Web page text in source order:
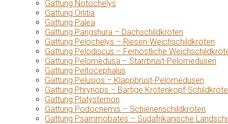
Gattung Notochelys
Gattung Orlitia
Gattung Palea
Gattung Pangshura – Dachschildkröten
Gattung Pelochelys – Riesen-Weichschildkröten
Gattung Pelodiscus – Fernöstliche
Gattung Pelomedusa – Starrbrust-Pelomedusen
Gattung Peltocephalus
Gattung Pelusios – Klappbrust-Pelomedusen
Gattung Phrynops – Bärtige Krötenkopf-
Gattung Platysternon
Gattung Podocnemis – Schienenschildkröten
Gattung Psammobates – Südafrikanische